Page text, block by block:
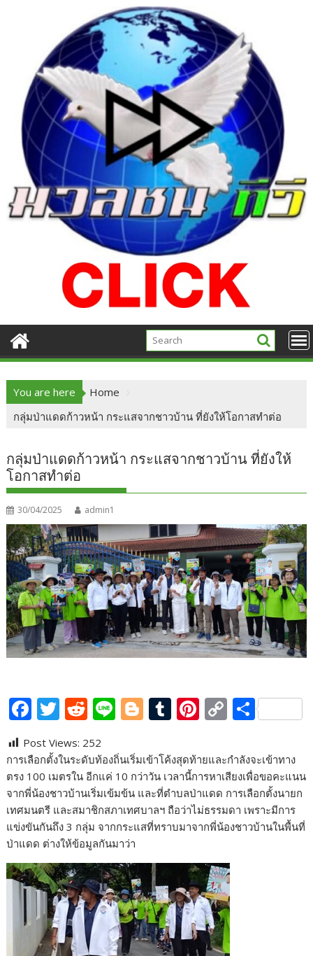
You are here
Home
กลุ่มป่าแดดก้าวหน้า กระแสจากชาวบ้าน ที่ยังให้โอกาสทำต่อ
กลุ่มป่าแดดก้าวหน้า กระแสจากชาวบ้าน ที่ยังให้
โอกาสทำต่อ
30/04/2025 admin1
F
e
b
o
o
k
T
itt
er
R
d
di
t
Li
e
Bl
g
g
er
T
m
bl
r
Pi
er
e
st
C
p
y
Li
n
S
ar
e
Post Views: 252
การเลือกตั้งในระดับท้องถิ่นเริ่มเข้าโค้งสุดท้ายและกำลังจะเข้าทาง
ตรง 100 เมตรใน อีกแค่ 10 กว่าวัน เวลานี้การหาเสียงเพื่อขอคะแนน
จากพี่น้องชาวบ้านเริ่มเข้มข้น และที่ตำบลป่าแดด การเลือกตั้งนายก
เทศมนตรี และสมาชิกสภาเทศบาลฯ ถือว่าไม่ธรรมดา เพราะมีการ
แข่งขันกันถึง 3 กลุ่ม จากกระแสที่ทราบมาจากพี่น้องชาวบ้านในพื้นที่
ป่าแดด ต่างให้ข้อมูลกันมาว่า